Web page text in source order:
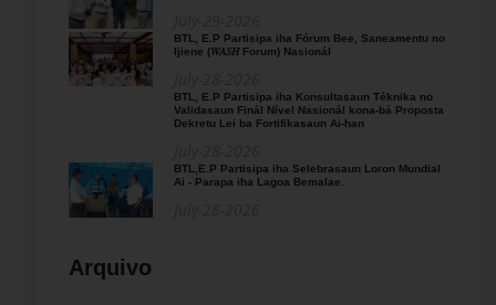
BTL, E.P Partisipa iha Fórum Bee, Saneamentu no
Ijiene (𝑊𝐴𝑆𝐻 Forum) Nasionál
BTL, E.P Partisipa iha Konsultasaun Téknika no
Validasaun Finál Nível Nasionál kona-bá Proposta
Dekretu Lei ba Fortifikasaun Ai-han
BTL,E.P Partisipa iha Selebrasaun Loron Mundial
Ai - Parapa iha Lagoa Bemalae.
Arquivo